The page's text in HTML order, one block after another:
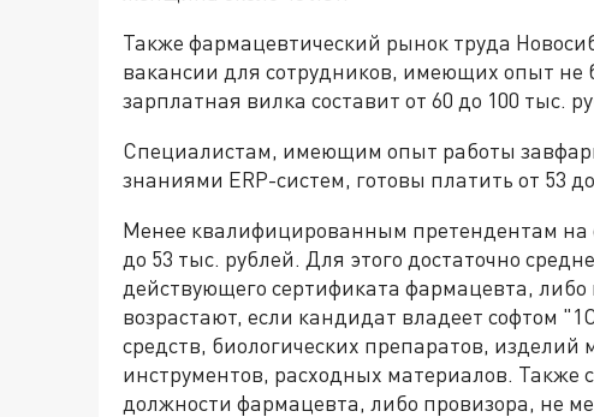
Также фармацевтический рынок труда
вакансии для сотрудников, имеющих опыт не
зарплатная вилка составит от 60 до 100 тыс.
Специалистам, имеющим опыт работы
знаниями ERP-систем, готовы платить от 53
Менее квалифицированным претендентам на
до 53 тыс. рублей. Для этого достаточно
действующего сертификата фармацевта,
возрастают, если кандидат владеет софтом
средств, биологических препаратов,
инструментов, расходных материалов. Также
должности фармацевта, либо провизора, не